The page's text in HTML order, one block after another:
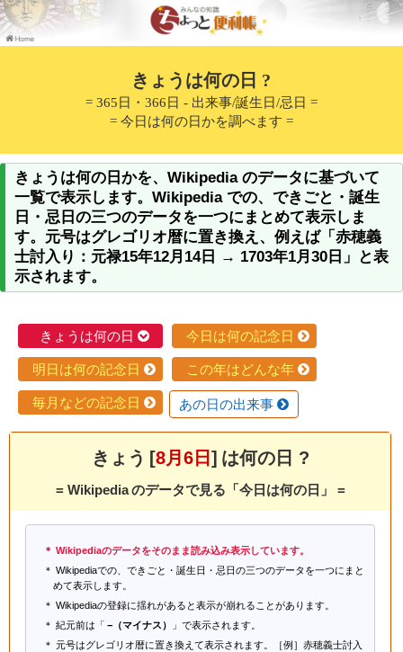
きょうは何の日 ?
= 365日・366日 - 出来事/誕生日/忌日 =
= 今日は何の日かを調べます =
きょうは何の日かを、Wikipedia のデータに基づいて
一覧で表示します。Wikipedia での、できごと・誕生
日・忌日の三つのデータを一つにまとめて表示しま
す。元号はグレゴリオ暦に置き換え、例えば「赤穂義
士討入り：元禄15年12月14日 → 1703年1月30日」と表
示されます。
きょうは何の日 今日は何の記念日
明日は何の記念日 この年はどんな年
毎月などの記念日 あの日の出来事
きょう [8月6日 ] は何の日 ?
= Wikipedia のデータで見る「今日は何の日」 =
Wikipediaのデータをそのまま読み込み表示しています。
Wikipediaでの、できごと・誕生日・忌日の三つのデータを一つにまと
めて表示します。
Wikipediaの登録に揺れがあると表示が崩れることがあります。
紀元前は「 −（マイナス）
」で表示されます。
元号はグレゴリオ暦に置き換えて表示されます。［例］赤穂義士討入